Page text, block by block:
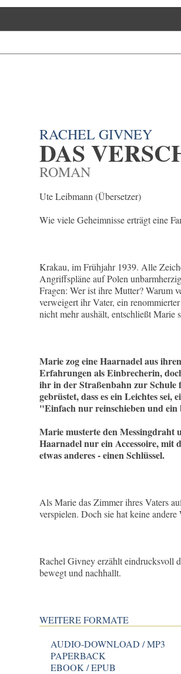
RACHEL GIVNEY
DAS
ROMAN
Ute Leibmann (Übersetzer)
Wie viele Geheimnisse erträgt eine
Krakau, im Frühjahr 1939. Alle
Angriffspläne auf Polen
Fragen: Wer ist ihre Mutter? Warum
verweigert ihr Vater, ein
nicht mehr aushält, entschließt Marie
Marie zog eine Haarnadel aus
Erfahrungen als Einbrecherin,
ihr in der Straßenbahn zur Schule
gebrüstet, dass es ein Leichtes
"Einfach nur reinschieben und
Marie musterte den Messingdraht
Haarnadel nur ein Accessoire, mit
etwas anderes - einen Schlüssel.
Als Marie das Zimmer ihres Vaters
verspielen. Doch sie hat keine
Rachel Givney erzählt eindrucksvoll
bewegt und nachhallt.
WEITERE FORMATE
AUDIO-DOWNLOAD / MP3
PAPERBACK
EBOOK / EPUB